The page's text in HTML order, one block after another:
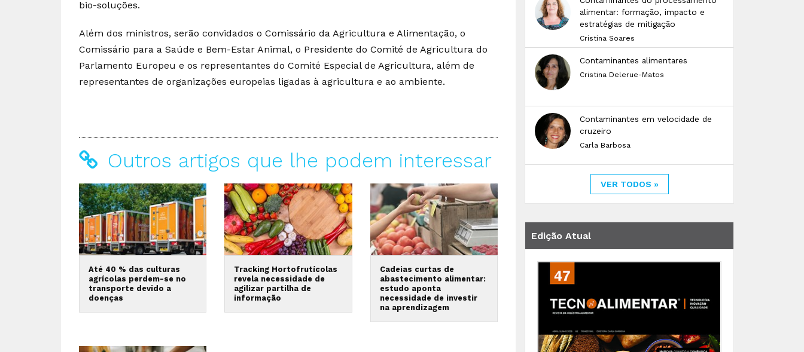
bio-soluções.
Além dos ministros, serão convidados o Comissário da Agricultura e Alimentação, o
Comissário para a Saúde e Bem-Estar Animal, o Presidente do Comité de Agricultura do
Parlamento Europeu e os representantes do Comité Especial de Agricultura, além de
representantes de organizações europeias ligadas à agricultura e ao ambiente.
Outros artigos que lhe podem interessar
Até 40 % das culturas
agrícolas perdem-se no
transporte devido a
doenças
Tracking Hortofrutícolas
revela necessidade de
agilizar partilha de
informação
Cadeias curtas de
abastecimento alimentar:
estudo aponta
necessidade de investir
na aprendizagem
alimentar: formação, impacto e
estratégias de mitigação
Cristina Soares
Contaminantes alimentares
Cristina Delerue-Matos
Contaminantes em velocidade de
cruzeiro
Carla Barbosa
VER TODOS »
Edição Atual